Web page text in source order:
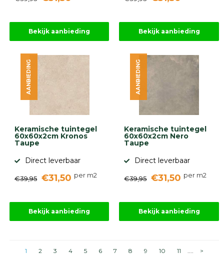
Bekijk aanbieding Bekijk aanbieding
Keramische tuintegel
60x60x2cm Kronos
Taupe
Direct leverbaar
€39,95 €31,50 per m2
AANBIEDING
Bekijk aanbieding
Keramische tuintegel
60x60x2cm Nero
Taupe
Direct leverbaar
€39,95 €31,50 per m2
AANBIEDING
Bekijk aanbieding
1 2 3 4 5 6 7 8 9 10 11 .... >